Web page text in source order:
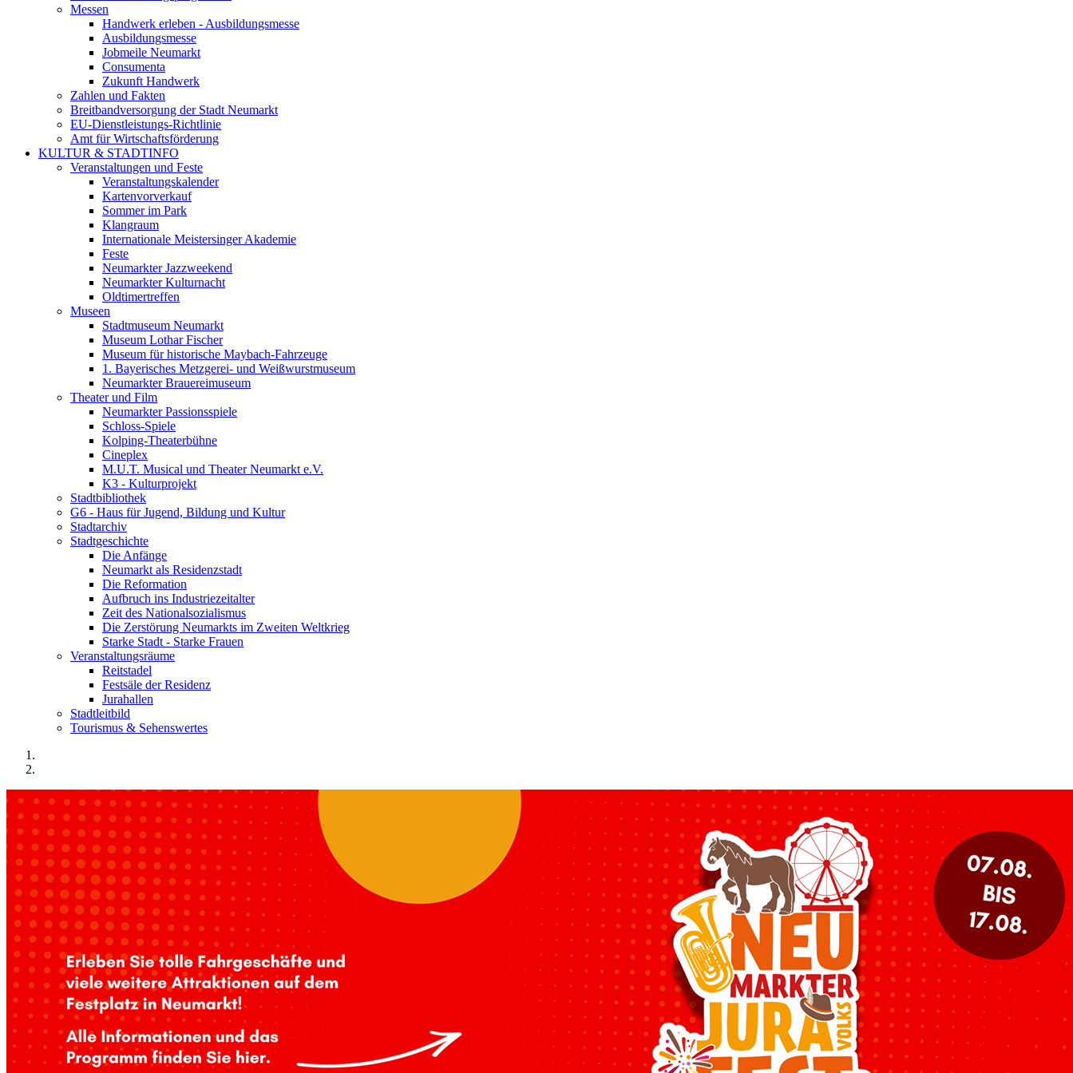
Messen
Handwerk erleben - Ausbildungsmesse
Ausbildungsmesse
Jobmeile Neumarkt
Consumenta
Zukunft Handwerk
Zahlen und Fakten
Breitbandversorgung der Stadt Neumarkt
EU-Dienstleistungs-Richtlinie
Amt für Wirtschaftsförderung
KULTUR & STADTINFO
Veranstaltungen und Feste
Veranstaltungskalender
Kartenvorverkauf
Sommer im Park
Klangraum
Internationale Meistersinger Akademie
Feste
Neumarkter Jazzweekend
Neumarkter Kulturnacht
Oldtimertreffen
Museen
Stadtmuseum Neumarkt
Museum Lothar Fischer
Museum für historische Maybach-Fahrzeuge
1. Bayerisches Metzgerei- und Weißwurstmuseum
Neumarkter Brauereimuseum
Theater und Film
Neumarkter Passionsspiele
Schloss-Spiele
Kolping-Theaterbühne
Cineplex
M.U.T. Musical und Theater Neumarkt e.V.
K3 - Kulturprojekt
Stadtbibliothek
G6 - Haus für Jugend, Bildung und Kultur
Stadtarchiv
Stadtgeschichte
Die Anfänge
Neumarkt als Residenzstadt
Die Reformation
Aufbruch ins Industriezeitalter
Zeit des Nationalsozialismus
Die Zerstörung Neumarkts im Zweiten Weltkrieg
Starke Stadt - Starke Frauen
Veranstaltungsräume
Reitstadel
Festsäle der Residenz
Jurahallen
Stadtleitbild
Tourismus & Sehenswertes